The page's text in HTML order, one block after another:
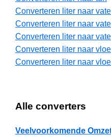
Converteren liter naar
Converteren liter naar
Converteren liter naar
Converteren liter naar
Converteren liter naar
Alle converters
Veelvoorkomende